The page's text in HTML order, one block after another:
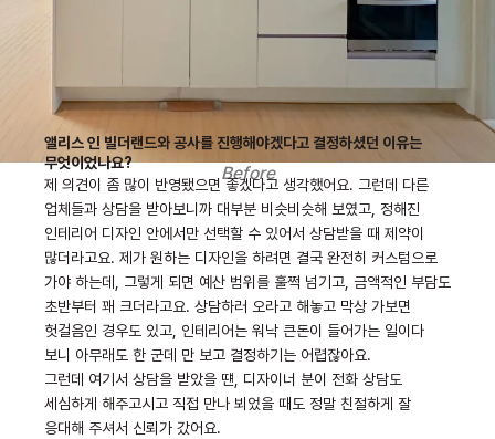
Before
앨리스 인 빌더랜드와 공사를 진행해야겠다고 결정하셨던 이유는
무엇이었나요?
제 의견이 좀 많이 반영됐으면 좋겠다고 생각했어요. 그런데 다른
업체들과 상담을 받아보니까 대부분 비슷비슷해 보였고, 정해진
인테리어 디자인 안에서만 선택할 수 있어서 상담받을 때 제약이
많더라고요. 제가 원하는 디자인을 하려면 결국 완전히 커스텀으로
가야 하는데, 그렇게 되면 예산 범위를 훌쩍 넘기고, 금액적인 부담도
초반부터 꽤 크더라고요. 상담하러 오라고 해놓고 막상 가보면
헛걸음인 경우도 있고, 인테리어는 워낙 큰돈이 들어가는 일이다
보니 아무래도 한 군데 만 보고 결정하기는 어렵잖아요.
그런데 여기서 상담을 받았을 떈, 디자이너 분이 전화 상담도
세심하게 해주고시고 직접 만나 뵈었을 때도 정말 친절하게 잘
응대해 주셔서 신뢰가 갔어요.